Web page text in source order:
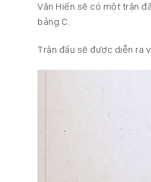
Văn Hiến sẽ có một trận
bảng C.
Trận đấu sẽ được diễn ra